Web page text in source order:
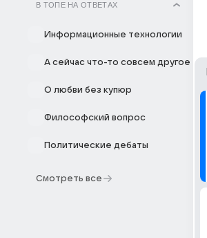
В ТОПЕ НА ОТВЕТАХ
Информационные технологии
А сейчас что-то совсем другое
О любви без купюр
Философский вопрос
Политические дебаты
Смотреть все